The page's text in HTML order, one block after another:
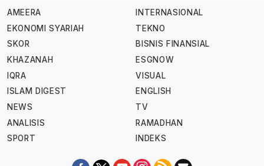
AMEERA
EKONOMI SYARIAH
SKOR
KHAZANAH
IQRA
ISLAM DIGEST
NEWS
ANALISIS
SPORT
INTERNASIONAL
TEKNO
BISNIS FINANSIAL
ESGNOW
VISUAL
ENGLISH
TV
RAMADHAN
INDEKS